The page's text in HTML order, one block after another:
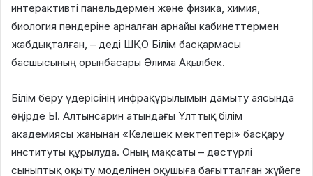
интерактивті панельдермен және физика, химия,
биология пәндеріне арналған арнайы кабинеттермен
жабдықталған, – деді ШҚО Білім басқармасы
басшысының орынбасары Әлима Ақылбек.
Білім беру үдерісінің инфрақұрылымын дамыту аясында
өңірде Ы. Алтынсарин атындағы Ұлттық білім
академиясы жанынан «Келешек мектептері» басқару
институты құрылуда. Оның мақсаты – дәстүрлі
сыныптық оқыту моделінен оқушыға бағытталған жүйеге